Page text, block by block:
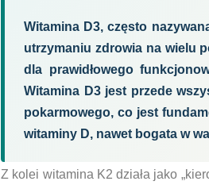
Witamina D3, często
utrzymaniu zdrowia na wielu
dla prawidłowego
Witamina D3 jest przede
pokarmowego, co jest
witaminy D, nawet bogata w
Z kolei witamina K2 działa jako